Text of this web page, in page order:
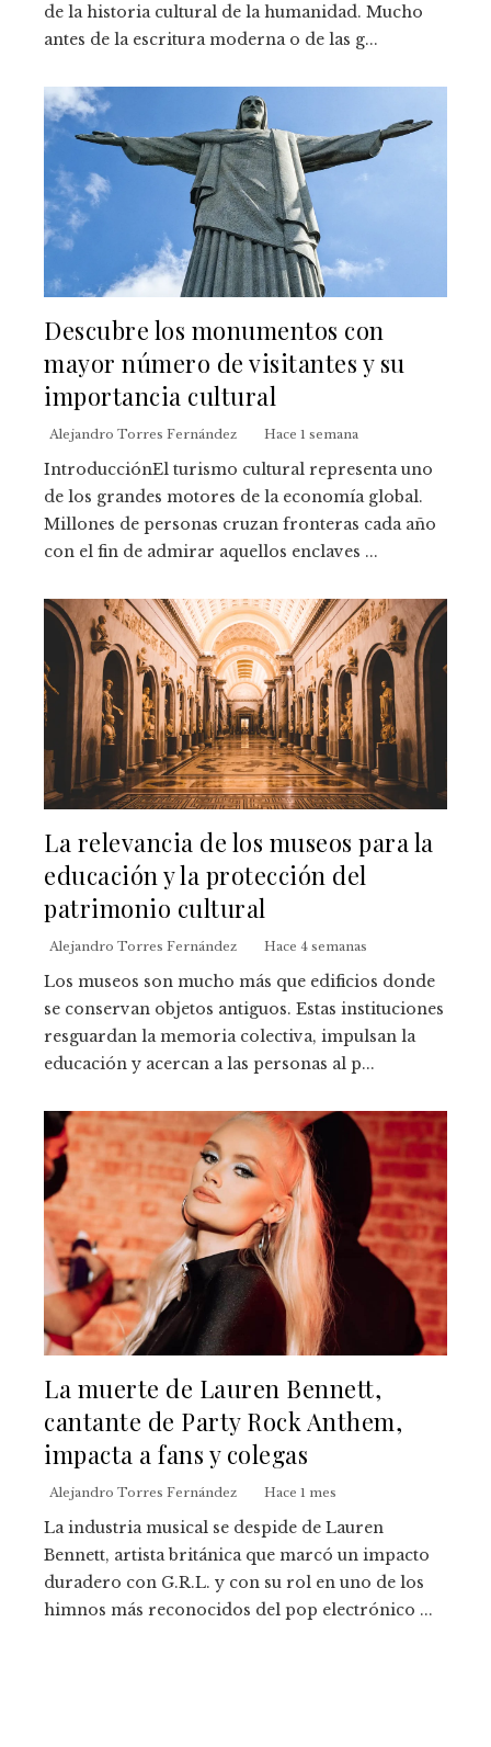
de la historia cultural de la humanidad. Mucho
antes de la escritura moderna o de las g...
Descubre los monumentos con
mayor número de visitantes y su
importancia cultural
Alejandro Torres Fernández Hace 1 semana
IntroducciónEl turismo cultural representa uno
de los grandes motores de la economía global.
Millones de personas cruzan fronteras cada año
con el fin de admirar aquellos enclaves ...
La relevancia de los museos para la
educación y la protección del
patrimonio cultural
Alejandro Torres Fernández Hace 4 semanas
Los museos son mucho más que edificios donde
se conservan objetos antiguos. Estas instituciones
resguardan la memoria colectiva, impulsan la
educación y acercan a las personas al p...
La muerte de Lauren Bennett,
cantante de Party Rock Anthem,
impacta a fans y colegas
Alejandro Torres Fernández Hace 1 mes
La industria musical se despide de Lauren
Bennett, artista británica que marcó un impacto
duradero con G.R.L. y con su rol en uno de los
himnos más reconocidos del pop electrónico ...